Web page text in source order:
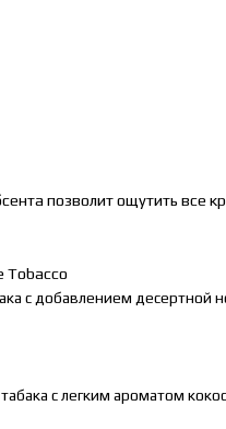
позволит ощутить все
Tobacco
с добавлением десертной
с легким ароматом